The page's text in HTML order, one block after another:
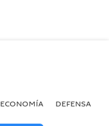
ECONOMÍA DEFENSA